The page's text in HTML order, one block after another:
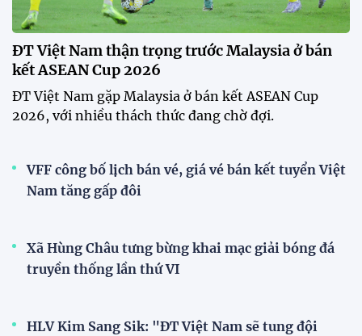
ĐT Việt Nam thận trọng trước Malaysia ở bán
kết ASEAN Cup 2026
ĐT Việt Nam gặp Malaysia ở bán kết ASEAN Cup
2026, với nhiều thách thức đang chờ đợi.
VFF công bố lịch bán vé, giá vé bán kết tuyển Việt
Nam tăng gấp đôi
Xã Hùng Châu tưng bừng khai mạc giải bóng đá
truyền thống lần thứ VI
HLV Kim Sang Sik: "ĐT Việt Nam sẽ tung đội